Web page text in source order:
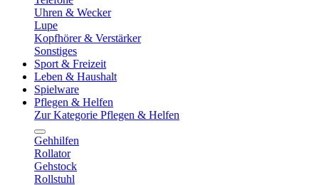
Uhren & Wecker
Lupe
Kopfhörer & Verstärker
Sonstiges
Sport & Freizeit
Leben & Haushalt
Spielware
Pflegen & Helfen
Zur Kategorie Pflegen & Helfen
Gehhilfen
Rollator
Gehstock
Rollstuhl